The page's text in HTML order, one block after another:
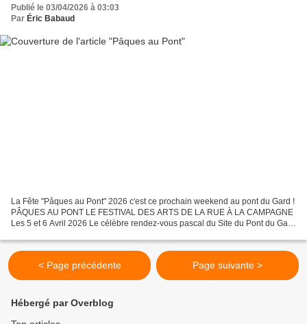
Publié le 03/04/2026 à 03:03
Par Éric Babaud
La Fête "Pâques au Pont" 2026 c'est ce prochain weekend au pont du Gard !
PÂQUES AU PONT LE FESTIVAL DES ARTS DE LA RUE À LA CAMPAGNE
Les 5 et 6 Avril 2026 Le célèbre rendez-vous pascal du Site du Pont du Gard
< Page précédente Page suivante >
Hébergé par Overblog